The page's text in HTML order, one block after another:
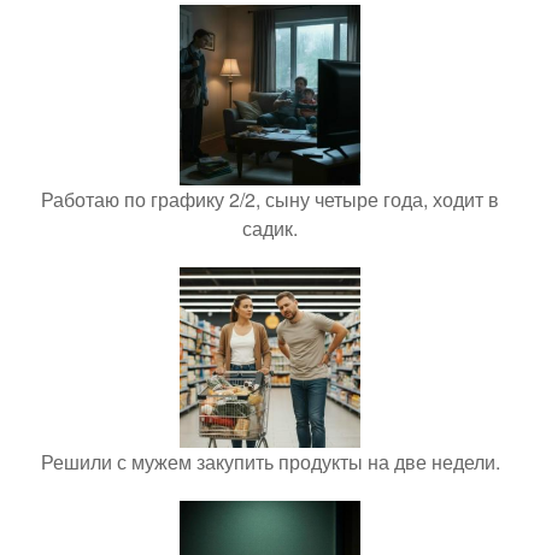
Работаю по графику 2/2, сыну четыре года, ходит в
садик.
Решили с мужем закупить продукты на две недели.